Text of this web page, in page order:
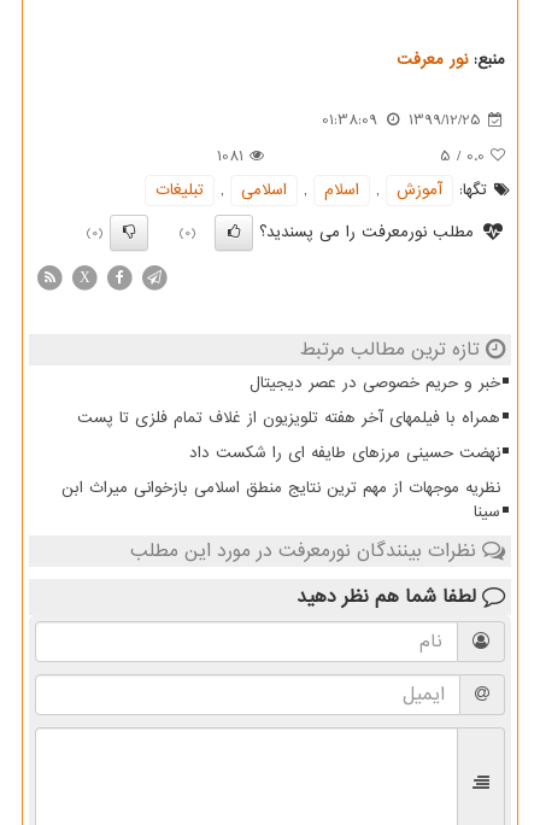
منبع:نور معرفت
1399/12/25
01:38:09
0.0
/
5
1081
تگها:
آموزش , اسلام , اسلامی ,
تبلیغات
مطلب نورمعرفت را می پسندید؟
(0)
(0)
X
تازه ترین مطالب مرتبط
خبر و حریم خصوصی در عصر دیجیتال
همراه با فیلمهای آخر هفته تلویزیون از غلاف تمام فلزی تا پست
نهضت حسینی مرزهای طایفه ای را شکست داد
نظریه موجهات از مهم ترین نتایج منطق اسلامی بازخوانی میراث ابن
سینا
نظرات بینندگان نورمعرفت در مورد این مطلب
لطفا شما هم نظر دهید